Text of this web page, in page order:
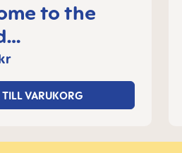
to the
TILL VARUKORG